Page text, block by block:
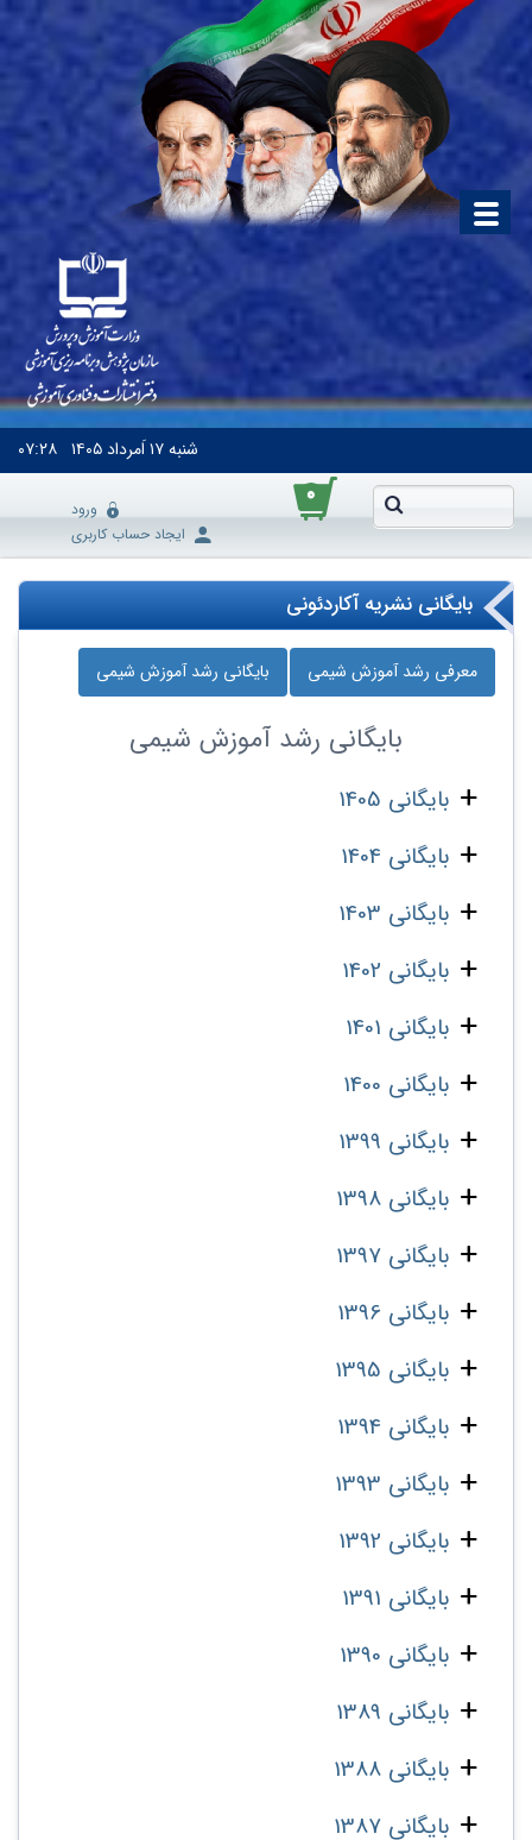
شنبه۱۷ اَمرداد ۱۴۰۵ ۰۷:۲۸
۰
ورود
ایجاد حساب کاربری
بایگانی نشریه آکاردئونی
معرفی رشد آموزش شیمی بایگانی رشد آموزش شیمی
بایگانی رشد آموزش شیمی
بایگانی 1405
بایگانی 1404
بایگانی 1403
بایگانی 1402
بایگانی 1401
بایگانی 1400
بایگانی 1399
بایگانی 1398
بایگانی 1397
بایگانی 1396
بایگانی 1395
بایگانی 1394
بایگانی 1393
بایگانی 1392
بایگانی 1391
بایگانی 1390
بایگانی 1389
بایگانی 1388
بایگانی 1387